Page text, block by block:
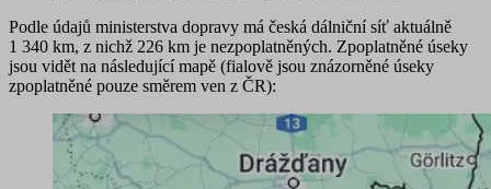
Podle údajů ministerstva dopravy má česká dálniční síť aktuálně
1 340 km, z nichž 226 km je nezpoplatněných. Zpoplatněné úseky
jsou vidět na následující mapě (fialově jsou znázorněné úseky
zpoplatněné pouze směrem ven z ČR):